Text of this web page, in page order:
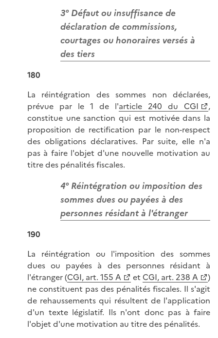
3° Défaut ou insuffisance de
déclaration de commissions,
courtages ou honoraires versés à
des tiers
180
La réintégration des sommes non déclarées,
prévue par le 1 de l'article 240 du CGI
,
constitue une sanction qui est motivée dans la
proposition de rectification par le non-respect
des obligations déclaratives. Par suite, elle n'a
pas à faire l'objet d'une nouvelle motivation au
titre des pénalités fiscales.
4° Réintégration ou imposition des
sommes dues ou payées à des
personnes résidant à l'étranger
190
La réintégration ou l'imposition des sommes
dues ou payées à des personnes résidant à
l'étranger (CGI, art. 155 A et CGI, art. 238 A
)
ne constituent pas des pénalités fiscales. Il s'agit
de rehaussements qui résultent de l'application
d'un texte législatif. Ils n'ont donc pas à faire
l'objet d'une motivation au titre des pénalités.